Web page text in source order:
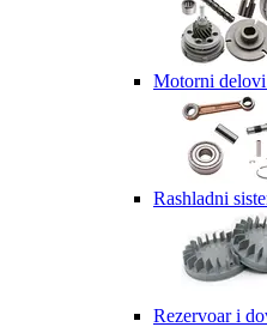
Motorni
Rashladni
Rezervoar i